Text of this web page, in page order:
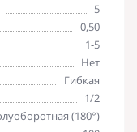
5
0,50
1-5
Нет
Гибкая
1/2
(180°)